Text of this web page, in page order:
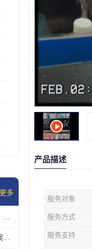
更多
长沙档案不见了要怎么查？档案查询 档案补办
为什么都不收我的自考档案？自考档案怎么存档？
产品描述
服务对象
服务方式
服务支持